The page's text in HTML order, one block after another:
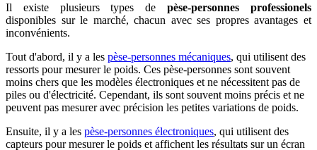
Il existe plusieurs types depèse-personnes professionels
disponibles sur le marché, chacun avec ses propres avantages et
inconvénients.
Tout d'abord, il y a les pèse-personnes mécaniques, qui utilisent des
ressorts pour mesurer le poids. Ces pèse-personnes sont souvent
moins chers que les modèles électroniques et ne nécessitent pas de
piles ou d'électricité. Cependant, ils sont souvent moins précis et ne
peuvent pas mesurer avec précision les petites variations de poids.
Ensuite, il y a les pèse-personnes électroniques, qui utilisent des
capteurs pour mesurer le poids et affichent les résultats sur un écran